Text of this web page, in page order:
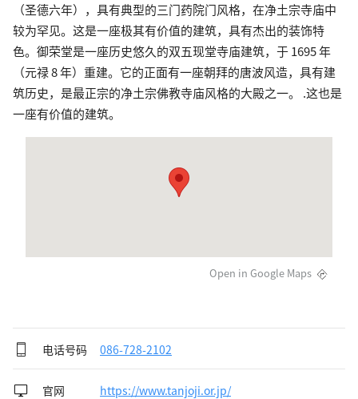
（圣德六年），具有典型的三门药院门风格，在净土宗寺庙中
较为罕见。这是一座极其有价值的建筑，具有杰出的装饰特
色。御荣堂是一座历史悠久的双五现堂寺庙建筑，于 1695 年
（元禄 8 年）重建。它的正面有一座朝拜的唐波风造，具有建
筑历史，是最正宗的净土宗佛教寺庙风格的大殿之一。 .这也是
一座有价值的建筑。
Open in Google Maps
电话号码 086-728-2102
官网 https://www.tanjoji.or.jp/